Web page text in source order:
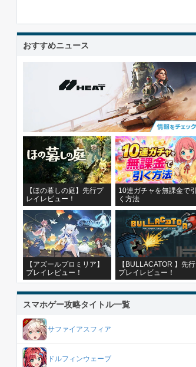
おすすめニュース
【ほの暮しの庭】先行プ
レイレビュー！
10連ガチャを無課金で引
く方法
【アズールプロミリア】
プレイレビュー！
【BULLACATOR 】先行
プレイレビュー！
スマホゲー攻略タイトル一覧
サファイアスフィア
ドルフィンウェーブ